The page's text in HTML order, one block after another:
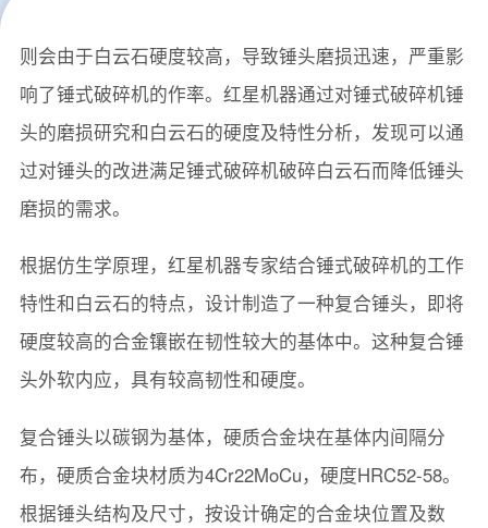
则会由于白云石硬度较高，导致锤头磨损迅速，严重影
响了锤式破碎机的作率。红星机器通过对锤式破碎机锤
头的磨损研究和白云石的硬度及特性分析，发现可以通
过对锤头的改进满足锤式破碎机破碎白云石而降低锤头
磨损的需求。
根据仿生学原理，红星机器专家结合锤式破碎机的工作
特性和白云石的特点，设计制造了一种复合锤头，即将
硬度较高的合金镶嵌在韧性较大的基体中。这种复合锤
头外软内应，具有较高韧性和硬度。
复合锤头以碳钢为基体，硬质合金块在基体内间隔分
布，硬质合金块材质为4Cr22MoCu，硬度HRC52-58。
根据锤头结构及尺寸，按设计确定的合金块位置及数